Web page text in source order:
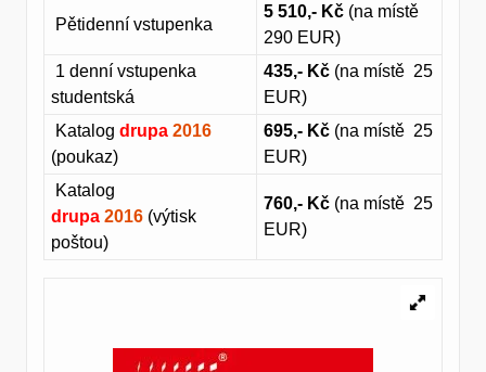
Pětidenní vstupenka
5 510,- Kč (na místě
290 EUR)
1 denní vstupenka
studentská
435,- Kč (na místě 25
EUR)
Katalogdrupa 2016
(poukaz)
695,- Kč (na místě 25
EUR)
Katalog
drupa 2016 (výtisk
poštou)
760,- Kč (na místě 25
EUR)